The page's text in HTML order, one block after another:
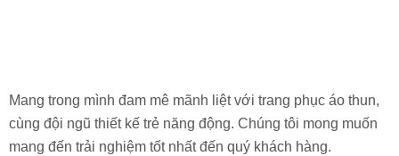
Mang trong mình đam mê mãnh liệt với trang phục áo thun,
cùng đội ngũ thiết kế trẻ năng động. Chúng tôi mong muốn
mang đến trải nghiệm tốt nhất đến quý khách hàng.